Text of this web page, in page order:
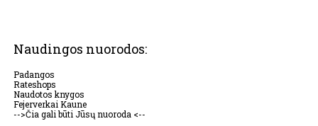
Naudingos nuorodos:
Padangos
Rateshops
Naudotos knygos
Fejerverkai Kaune
-->Čia gali būti Jūsų nuoroda <--